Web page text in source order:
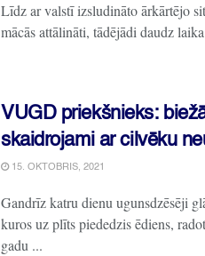
Līdz ar valstī izsludināto ārkārtējo
mācās attālināti, tādējādi daudz
VUGD priekšnieks:
skaidrojami ar cilvēku
15. OKTOBRIS, 2021
Gandrīz katru dienu ugunsdzēsēji
kuros uz plīts piededzis ēdiens,
gadu ...